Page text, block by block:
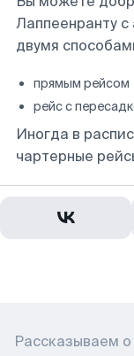
Лаппеенранту
двумя
прямым рейсом
рейс с
Иногда в
чартерные
Рассказываем